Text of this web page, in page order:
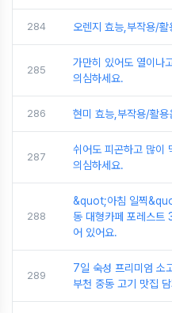
284 오렌지 효능,부작용/
285
가만히 있어도 열이나
의심하세요.
286 현미 효능,부작용/활용
287
쉬어도 피곤하고 많이
의심하세요.
288
&quot;아침 일찍
동 대형카페 포레스트
어 있어요.
289
7일 숙성 프리미엄 소
부천 중동 고기 맛집